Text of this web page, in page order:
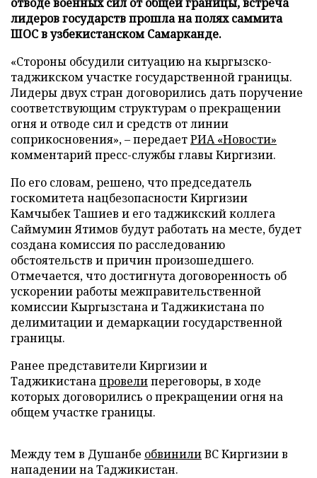
лидеров государств прошла на полях саммита
ШОС в узбекистанском Самарканде.
«Стороны обсудили ситуацию на кыргызско-
таджикском участке государственной границы.
Лидеры двух стран договорились дать поручение
соответствующим структурам о прекращении
огня и отводе сил и средств от линии
соприкосновения», – передаетРИА «Новости»
комментарий пресс-службы главы Киргизии.
По его словам, решено, что председатель
госкомитета нацбезопасности Киргизии
Камчыбек Ташиев и его таджикский коллега
Саймумин Ятимов будут работать на месте, будет
создана комиссия по расследованию
обстоятельств и причин произошедшего.
Отмечается, что достигнута договоренность об
ускорении работы межправительственной
комиссии Кыргызстана и Таджикистана по
делимитации и демаркации государственной
границы.
Ранее представители Киргизии и
Таджикистанапровелипереговоры, в ходе
которых договорились о прекращении огня на
общем участке границы.
Между тем в Душанбе обвинилиВС Киргизии в
нападении на Таджикистан.